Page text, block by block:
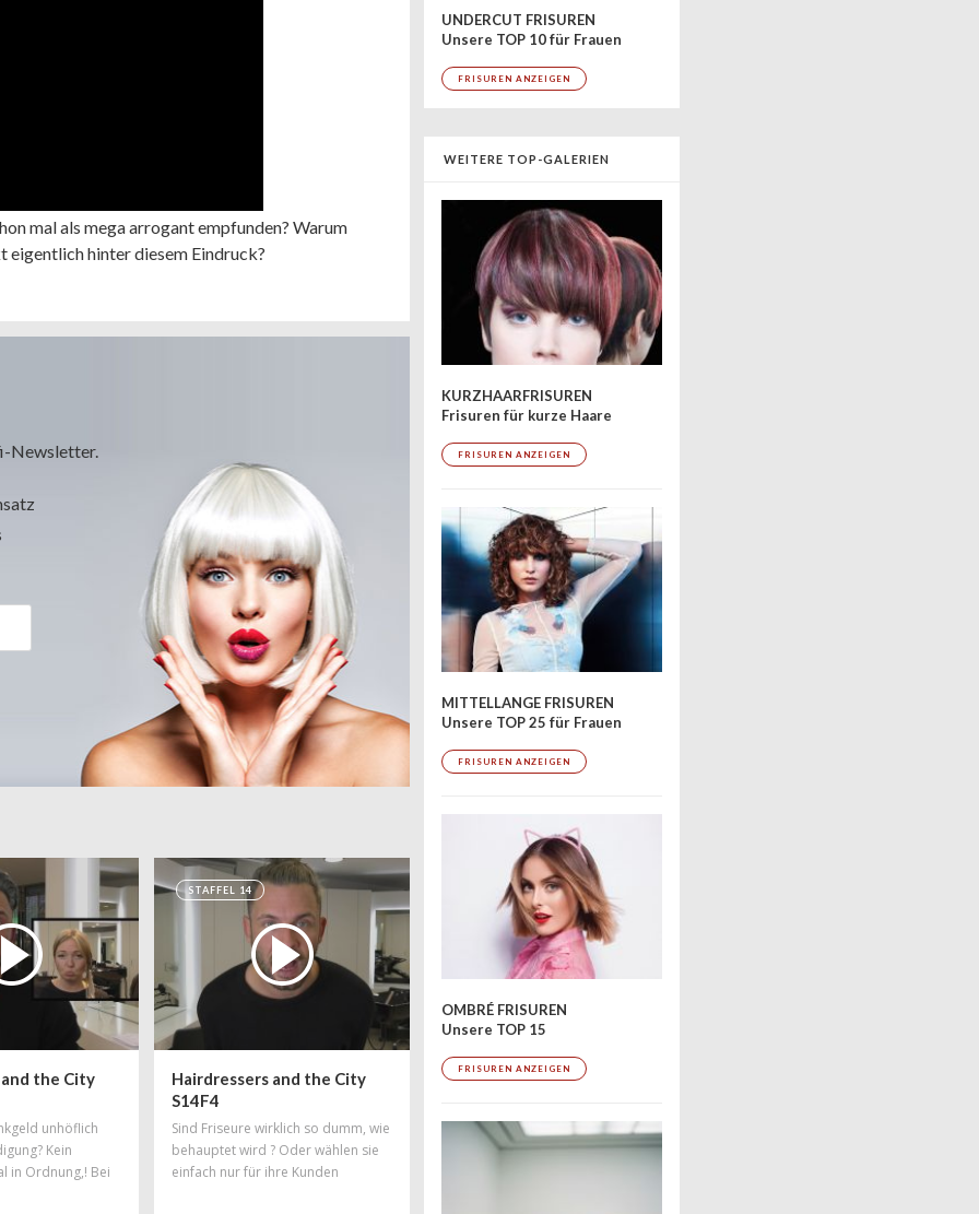
mal als mega arrogant empfunden? Warum
eigentlich hinter diesem Eindruck?
Newsletter.
the City
unhöflich
Kein
in Ordnung,! Bei
STAFFEL 14
Hairdressers and the City
S14F4
Sind Friseure wirklich so dumm, wie
behauptet wird ? Oder wählen sie
einfach nur für ihre Kunden
UNDERCUT FRISUREN
Unsere TOP 10 für Frauen
FRISUREN ANZEIGEN
WEITERE TOP-GALERIEN
KURZHAARFRISUREN
Frisuren für kurze Haare
FRISUREN ANZEIGEN
MITTELLANGE FRISUREN
Unsere TOP 25 für Frauen
FRISUREN ANZEIGEN
OMBRÉ FRISUREN
Unsere TOP 15
FRISUREN ANZEIGEN